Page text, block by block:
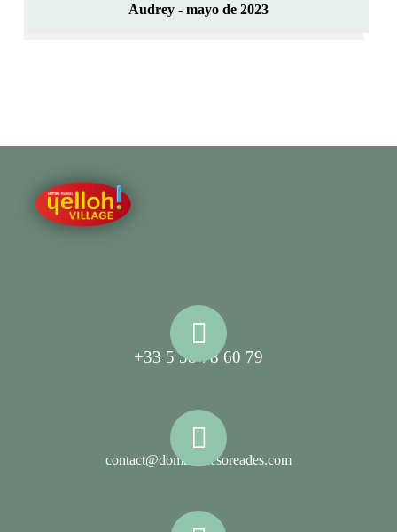
Audrey - mayo de 2023
+33 5 58 78 60 79
contact@domainelesoreades.com